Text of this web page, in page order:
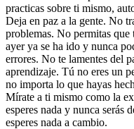
practicas sobre ti mismo,
Deja en paz a la gente. No
problemas. No permitas que
ayer ya se ha ido y nunca
errores. No te lamentes del
aprendizaje. Tú no eres un
no importa lo que hayas
Mírate a ti mismo como la
esperes nada y nunca serás
esperes nada a cambio.